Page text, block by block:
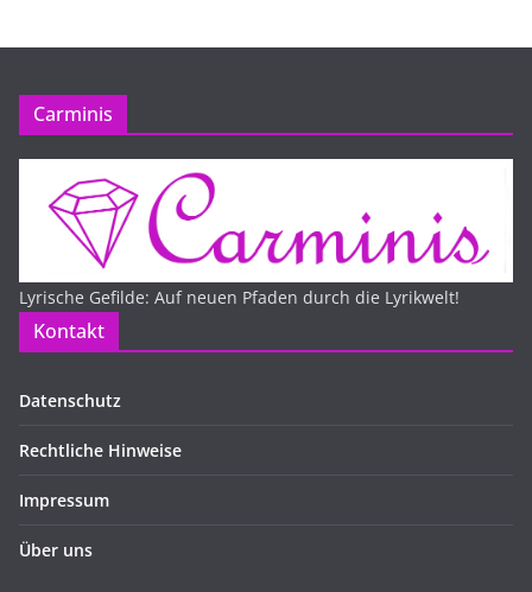
Carminis
Lyrische Gefilde: Auf neuen Pfaden durch die Lyrikwelt!
Kontakt
Datenschutz
Rechtliche Hinweise
Impressum
Über uns